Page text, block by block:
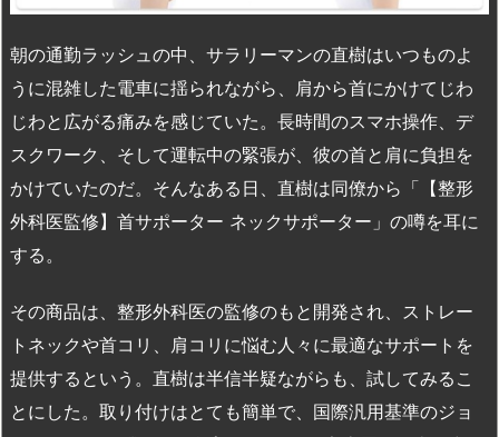
朝の通勤ラッシュの中、サラリーマンの直樹はいつものよ
うに混雑した電車に揺られながら、肩から首にかけてじわ
じわと広がる痛みを感じていた。長時間のスマホ操作、デ
スクワーク、そして運転中の緊張が、彼の首と肩に負担を
かけていたのだ。そんなある日、直樹は同僚から「【整形
外科医監修】首サポーター ネックサポーター」の噂を耳に
する。
その商品は、整形外科医の監修のもと開発され、ストレー
トネックや首コリ、肩コリに悩む人々に最適なサポートを
提供するという。直樹は半信半疑ながらも、試してみるこ
とにした。取り付けはとても簡単で、国際汎用基準のジョ